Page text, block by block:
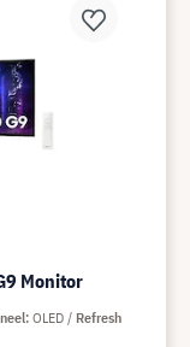
Monitor
OLED
Refresh